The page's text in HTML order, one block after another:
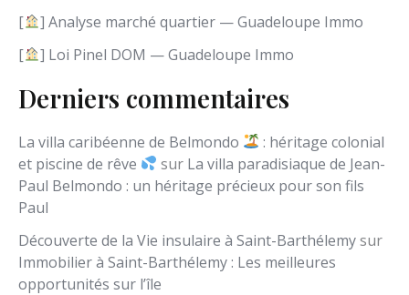
[
] Analyse marché quartier — Guadeloupe Immo
[
] Loi Pinel DOM — Guadeloupe Immo
Derniers commentaires
La villa caribéenne de Belmondo
: héritage colonial
et piscine de rêve
sur La villa paradisiaque de Jean-
Paul Belmondo : un héritage précieux pour son fils
Paul
Découverte de la Vie insulaire à Saint-Barthélemysur
Immobilier à Saint-Barthélemy : Les meilleures
opportunités sur l’île